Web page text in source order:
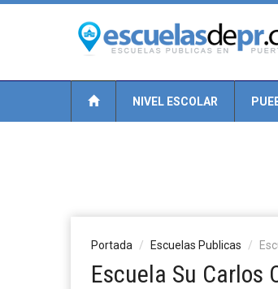
NIVEL ESCOLAR
Portada Escuelas Publicas
Escuela Su Carlos